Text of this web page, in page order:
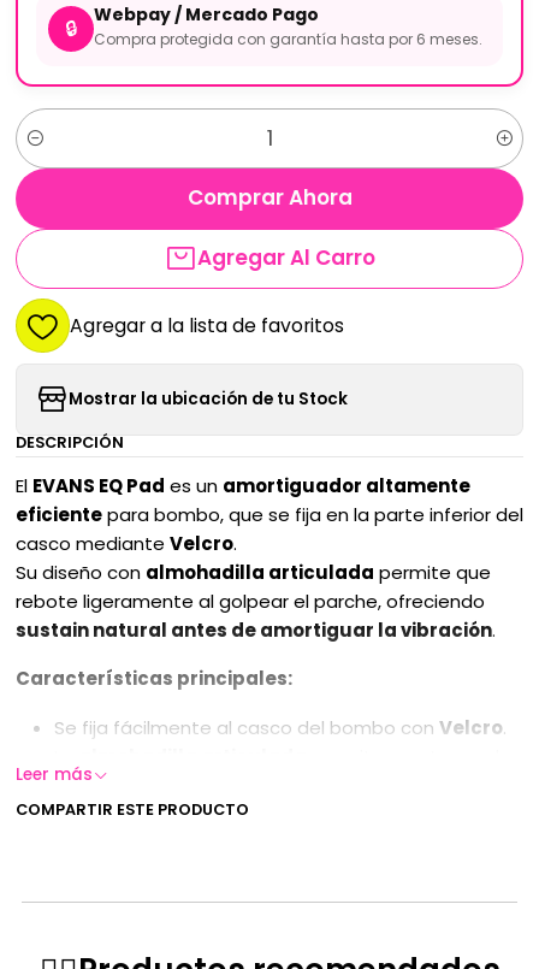
🔒
Webpay / Mercado Pago
Compra protegida con garantía hasta por 6 meses.
Cantidad
Agregar Al Carro
Comprar Ahora
Agregar a la lista de favoritos
Mostrar la ubicación de tu Stock
DESCRIPCIÓN
El EVANS EQ Pad es un amortiguador altamente
eficientepara bombo, que se fija en la parte inferior del
casco mediante Velcro.
Su diseño con almohadilla articulada permite que
rebote ligeramente al golpear el parche, ofreciendo
sustain natural antes de amortiguar la vibración.
Características principales:
Se fija fácilmente al casco del bombo con Velcro.
sustain antes de amortiguar el parche.
Incluye unaalmohadilla más pequeña
Todos los accesoriosEVANSestándiseñados,
estándares de calidadde la industria.
Leer más
COMPARTIR ESTE PRODUCTO